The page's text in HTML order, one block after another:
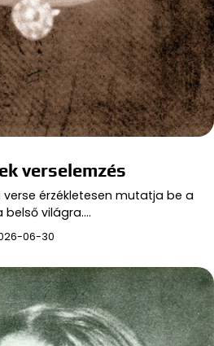
verselemzés
verse érzékletesen mutatja be a
belső világra.…
06-30